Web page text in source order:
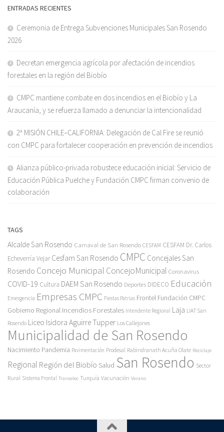
ENTRADAS RECIENTES
Ceremonia de Entrega Subvenciones Municipales San Rosendo
2026
Decretan emergencia agrícola por afectación de incendios
forestales en la región del Biobío
CMPC mantiene combate en dos incendios en el Biobío y La
Araucanía, y se refuerza llamado a denunciar la intencionalidad
2ª MISIÓN CHILE–CALIFORNIA: Delegación de Cal Fire se reunió
con CMPC para fortalecer cooperación en prevención de incendios
Alianza público-privada robustece educación inicial: Servicio de
Educación Pública Puelche y Fundación CMPC firman convenio de
colaboración
TAGS
Alcalde San Rosendo Carnaval de San Rosendo CESFAM CESFAM Dr. Carlos
Echeverría Vejar Cesfam San Rosendo CMPC Concejales San
Rosendo Concejo Municipal ConcejoMunicipal Coronavirus
COVID-19 Cultura DAEM San Rosendo Deportes DIDECO Educación
Emergencia Empresas CMPC Fiestas Patrias Frontel Fundación CMPC
Gobierno Regional Incendios Forestales Intendente Regional Laja LIAT San
Rosendo Liceo Isidora Aguirre Tupper Los Callejones
Municipalidad de San Rosendo
Nacimiento Pandemia Pavimentación Prodesal Rabindranath Acuña Olate Reciclaje
Regional Región del Biobío Salud San Rosendo Sector
Rural Sistema Frontal Transelec Turquía Vacunación Verano